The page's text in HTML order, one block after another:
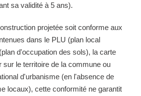
sa validité à 5 ans).
projetée soit conforme aux
dans le PLU (plan local
d'occupation des sols), la carte
sur le territoire de la commune ou
d'urbanisme (en l'absence de
locaux), cette conformité ne garantit